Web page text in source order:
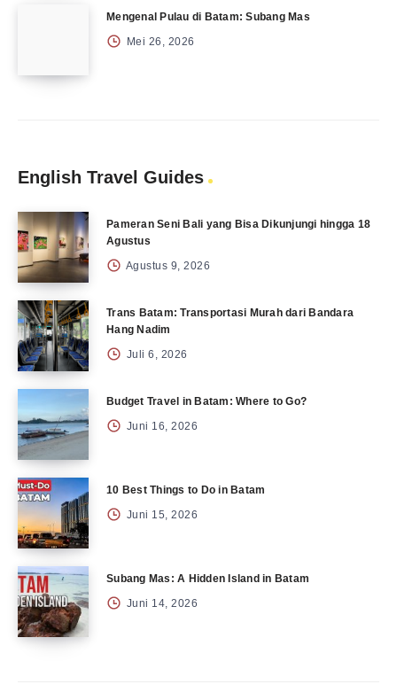
Mengenal Pulau di Batam: Subang Mas
Mei 26, 2026
English Travel Guides
Pameran Seni Bali yang Bisa Dikunjungi hingga 18
Agustus
Agustus 9, 2026
Trans Batam: Transportasi Murah dari Bandara
Hang Nadim
Juli 6, 2026
Budget Travel in Batam: Where to Go?
Juni 16, 2026
10 Best Things to Do in Batam
Juni 15, 2026
Subang Mas: A Hidden Island in Batam
Juni 14, 2026